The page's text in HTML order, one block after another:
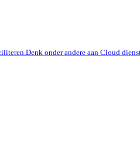
onder andere aan Cloud